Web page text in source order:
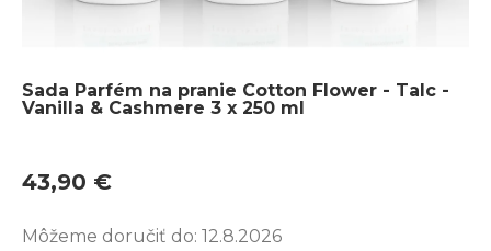
Sada Parfém na pranie Cotton Flower - Talc -
Vanilla & Cashmere 3 x 250 ml
43,90 €
cena:
Môžeme doručiť do: 12.8.2026